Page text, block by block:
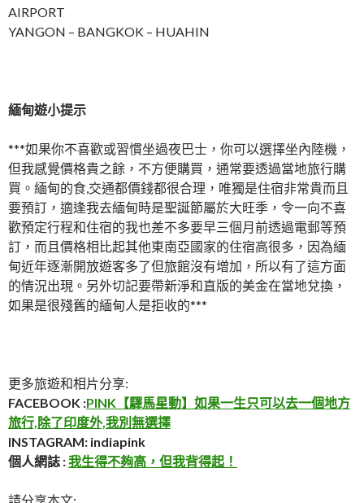
AIRPORT
YANGON – BANGKOK – HUAHIN
緬甸遊小提示
***如果你不喜歡或習慣坐過夜巴士，你可以選擇坐內陸機，
但我感覺價格貴之餘，不方便購買，通常要透過當地旅行購
買。緬甸的食,交通都價錢都很合理，唯獨是住宿非常貴而且
要預訂，適逢我去緬甸時是聖誕節屬於大旺季，令一向不喜
歡預定行程和住宿的我也差不多要早三個月前透過電郵等預
訂，而且價格相比起其他東南亞國家的住宿高很多，因為緬
甸近年逐漸開放遊客多了但旅館沒有增加，所以有了這方面
的情況出現。另外切記要帶新淨和直版的美金在當地兌換，
如果是很殘舊的緬甸人是拒收的***
更多旅遊和相片分享:
FACEBOOK :PINK【驛馬星動】如果一生只可以去一個地方
旅行,除了印度外,我別無選擇
INSTAGRAM: indiapink
個人網誌 :我生得不夠高，但我背得起！